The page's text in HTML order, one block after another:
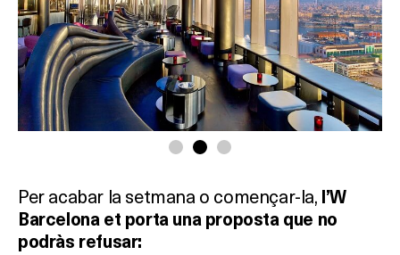
Per acabar la setmana o començar-la, l’W
Barcelona et porta una proposta que no
podràs refusar: